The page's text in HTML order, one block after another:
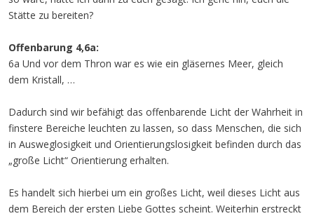
Stätte zu bereiten?
Offenbarung 4,6a:
6a Und vor dem Thron war es wie ein gläsernes Meer, gleich
dem Kristall, …
Dadurch sind wir befähigt das offenbarende Licht der Wahrheit in
finstere Bereiche leuchten zu lassen, so dass Menschen, die sich
in Ausweglosigkeit und Orientierungslosigkeit befinden durch das
„große Licht“ Orientierung erhalten.
Es handelt sich hierbei um ein großes Licht, weil dieses Licht aus
dem Bereich der ersten Liebe Gottes scheint. Weiterhin erstreckt